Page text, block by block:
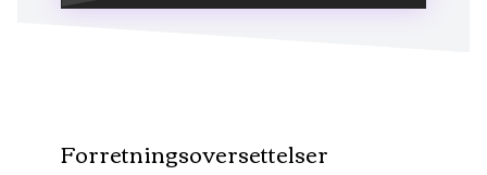
Forretningsoversettelser